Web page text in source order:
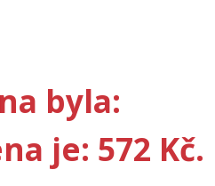
byla:
je: 572 Kč.